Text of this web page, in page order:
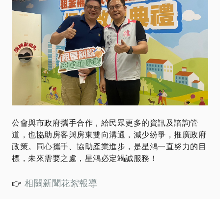
公會與市政府攜手合作，給民眾更多的資訊及諮詢管
道，也協助房客與房東雙向溝通，減少紛爭，推廣政府
政策。同心攜手、協助產業進步，是星鴻一直努力的目
標，未來需要之處，星鴻必定竭誠服務！
👉 相關新聞花絮報導